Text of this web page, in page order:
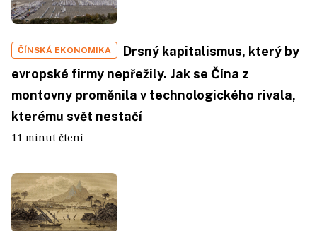
ČÍNSKÁ EKONOMIKA
Drsný kapitalismus, který by
evropské firmy nepřežily. Jak se Čína z
montovny proměnila v technologického rivala,
kterému svět nestačí
11 minut čtení